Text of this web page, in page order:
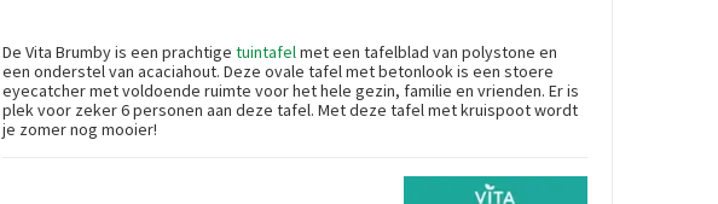
De Vita Brumby is een prachtige tuintafelmet een tafelblad van polystone en
een onderstel van acaciahout. Deze ovale tafel met betonlook is een stoere
eyecatcher met voldoende ruimte voor het hele gezin, familie en vrienden. Er is
plek voor zeker 6 personen aan deze tafel. Met deze tafel met kruispoot wordt
je zomer nog mooier!